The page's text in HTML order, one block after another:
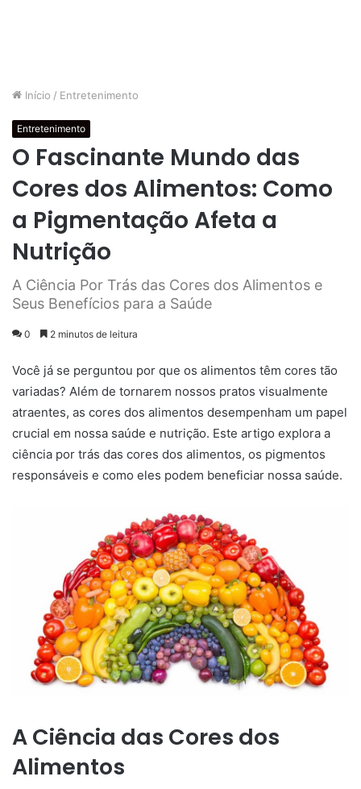
Início / Entretenimento
Entretenimento
O Fascinante Mundo das
Cores dos Alimentos: Como
a Pigmentação Afeta a
Nutrição
A Ciência Por Trás das Cores dos Alimentos e
Seus Benefícios para a Saúde
0 2 minutos de leitura
Você já se perguntou por que os alimentos têm cores tão
variadas? Além de tornarem nossos pratos visualmente
atraentes, as cores dos alimentos desempenham um papel
crucial em nossa saúde e nutrição. Este artigo explora a
ciência por trás das cores dos alimentos, os pigmentos
responsáveis e como eles podem beneficiar nossa saúde.
A Ciência das Cores dos
Alimentos